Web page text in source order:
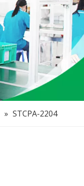
» STCPA-2204